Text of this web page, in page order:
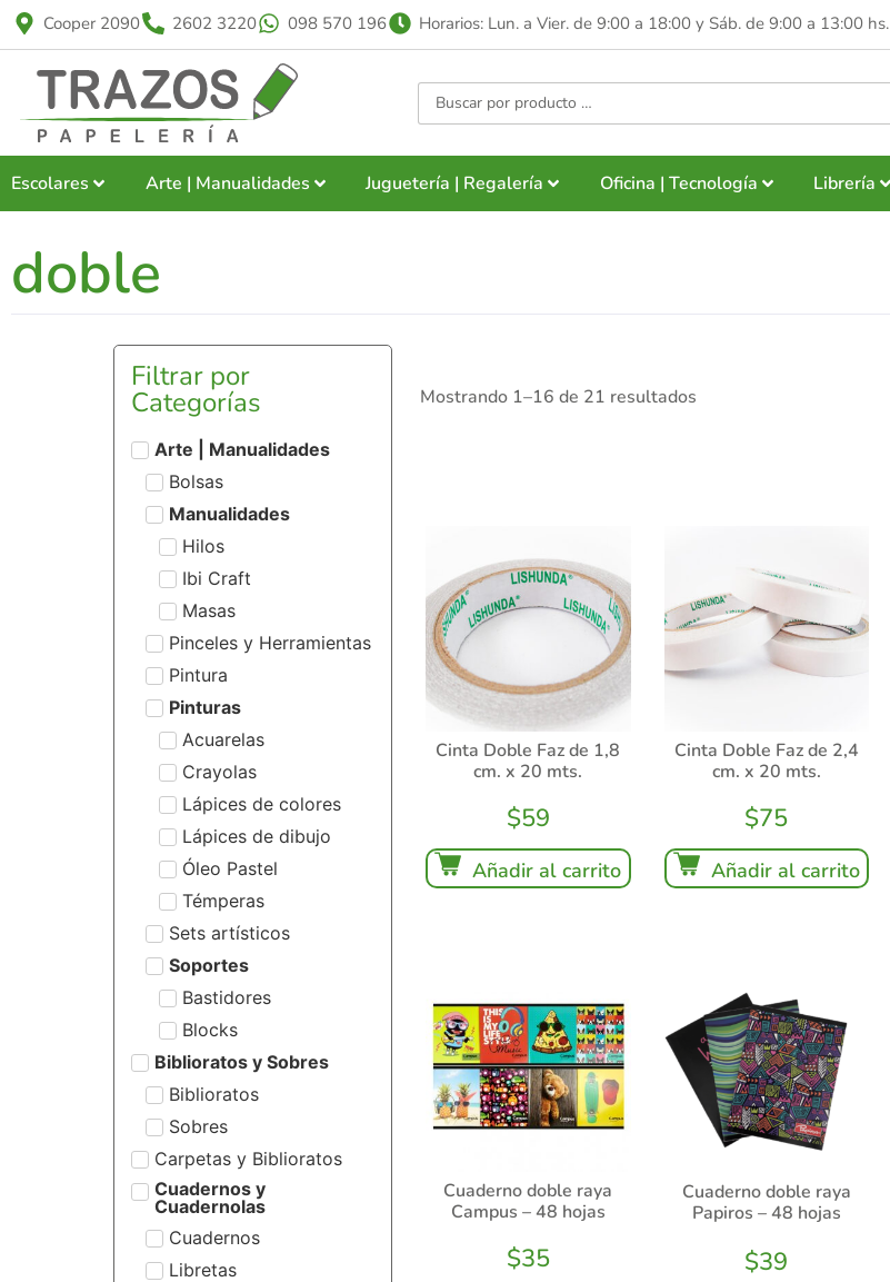
Cooper 2090 2602 3220 098 570 196 Horarios: Lun. a Vier. de 9:00 a 18:00 y Sáb. de 9:00 a 13:00 hs.
Escolares Arte | Manualidades Juguetería | Regalería Oficina | Tecnología Librería
doble
Filtrar por
Categorías
Arte | Manualidades
Bolsas
Manualidades
Hilos
Ibi Craft
Masas
Pinceles y Herramientas
Pintura
Pinturas
Acuarelas
Crayolas
Lápices de colores
Lápices de dibujo
Óleo Pastel
Témperas
Sets artísticos
Soportes
Bastidores
Blocks
Biblioratos y Sobres
Biblioratos
Sobres
Carpetas y Biblioratos
Cuadernos y
Cuadernolas
Cuadernos
Libretas
Mostrando 1–16 de 21 resultados
Cinta Doble Faz de 1,8
cm. x 20 mts.
$59
Añadir al carrito
Cinta Doble Faz de 2,4
cm. x 20 mts.
$75
Añadir al carrito
Cuaderno doble raya
Campus – 48 hojas
$35
Cuaderno doble raya
Papiros – 48 hojas
$39